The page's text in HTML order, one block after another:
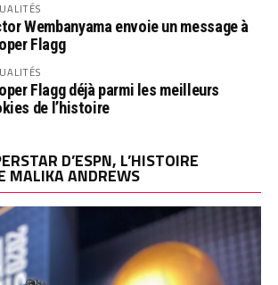
Wembanyama envoie un message à
Flagg
Flagg déjà parmi les meilleurs
de l’histoire
D’ESPN, L’HISTOIRE
MALIKA ANDREWS